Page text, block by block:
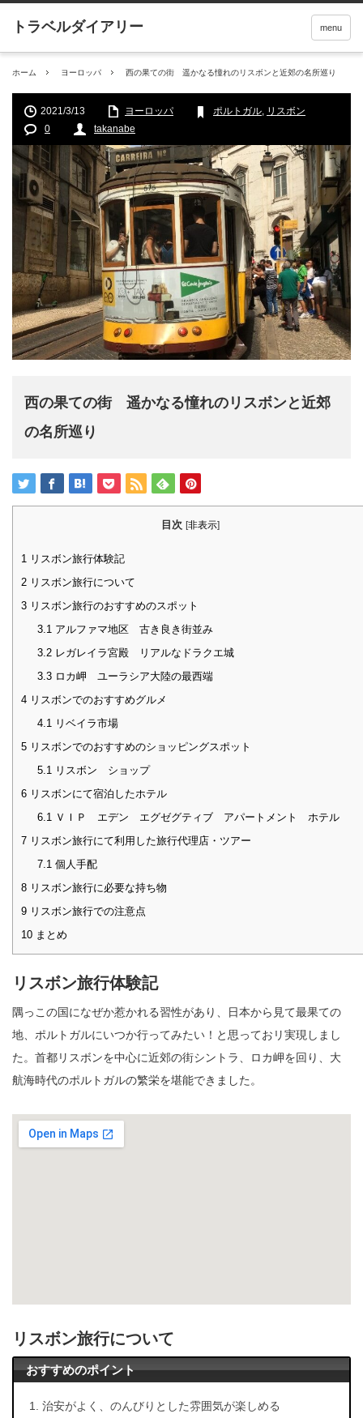
menu
ホーム ヨーロッパ 西の果ての街 遥かなる憧れのリスボンと近郊の名所巡り
2021/3/13 ヨーロッパ ポルトガル, リスボン
0
takanabe
西の果ての街 遥かなる憧れのリスボンと近郊
の名所巡り
目次 [非表示]
1 リスボン旅行体験記
2 リスボン旅行について
3 リスボン旅行のおすすめのスポット
3.1 アルファマ地区 古き良き街並み
3.2レガレイラ宮殿 リアルなドラクエ城
3.3ロカ岬 ユーラシア大陸の最西端
4 リスボンでのおすすめグルメ
4.1 リベイラ市場
5 リスボンでのおすすめのショッピングスポット
5.1 リスボン ショップ
6 リスボンにて宿泊したホテル
6.1 ＶＩＰ エデン エグゼグティブ アパートメント ホテル
7 リスボン旅行にて利用した旅行代理店・ツアー
7.1 個人手配
8 リスボン旅行に必要な持ち物
9 リスボン旅行での注意点
10 まとめ
リスボン旅行体験記
隅っこの国になぜか惹かれる習性があり、日本から見て最果ての
地、ポルトガルにいつか行ってみたい！と思っておリ実現しまし
た。首都リスボンを中心に近郊の街シントラ、ロカ岬を回り、大
航海時代のポルトガルの繁栄を堪能できました。
リスボン旅行について
おすすめのポイント
治安がよく、のんびりとした雰囲気が楽しめる